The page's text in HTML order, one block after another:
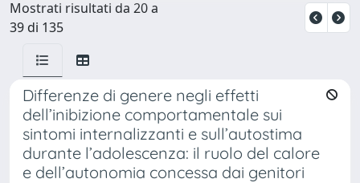
Mostrati risultati da 20 a
39 di 135
Differenze di genere negli effetti
dell’inibizione comportamentale sui
sintomi internalizzanti e sull’autostima
durante l’adolescenza: il ruolo del calore
e dell’autonomia concessa dai genitori